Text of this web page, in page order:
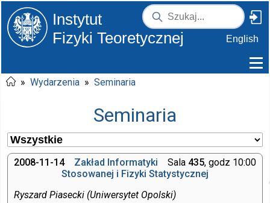
Instytut
Fizyki Teoretycznej
English
» Wydarzenia » Seminaria
Seminaria
2008-11-14 Sala 435, godz 10:00
Zakład Informatyki
Stosowanej i Fizyki Statystycznej
Ryszard Piasecki (Uniwersytet Opolski)